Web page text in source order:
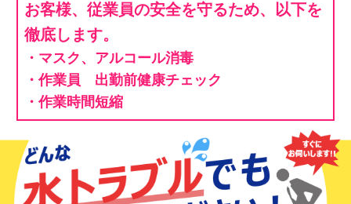
お客様、従業員の安全を守るため、以下を
徹底します。
・マスク、アルコール消毒
・作業員 出勤前健康チェック
・作業時間短縮